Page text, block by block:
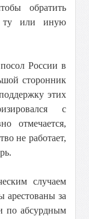
обратить
ту или иную
России в
сторонник
этих
с
отмечается,
не работает,
случаем
арестованы за
по абсурдным